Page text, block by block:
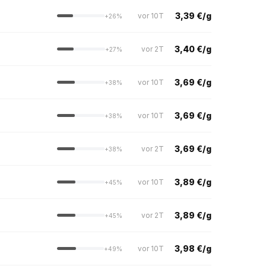
+26% vor 10T 3,39 €/g
+27% vor 2T 3,40 €/g
+38% vor 10T 3,69 €/g
+38% vor 10T 3,69 €/g
+38% vor 2T 3,69 €/g
+45% vor 10T 3,89 €/g
+45% vor 2T 3,89 €/g
+49% vor 10T 3,98 €/g